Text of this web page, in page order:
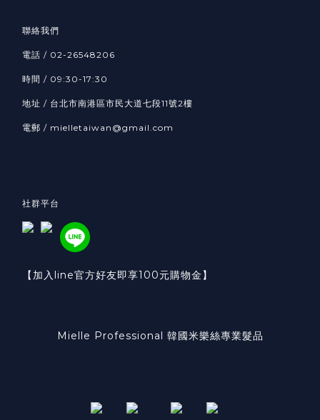
聯絡我們
電話 / 02-26548206
時間 / 09:30-17:30
地址 / 台北市南港區市民大道七段11號2樓
電郵 / mielletaiwan@gmail.com
社群平台
【加入line官方好友即享100元購物金】
Mielle Professional 韓國米樂絲專業髮品